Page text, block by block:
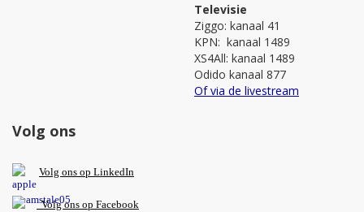
Televisie
Ziggo: kanaal 41
KPN: kanaal 1489
XS4All: kanaal 1489
Odido kanaal 877
Of via de livestream
Volg ons
Volg ons op LinkedIn
Volg ons op Facebook